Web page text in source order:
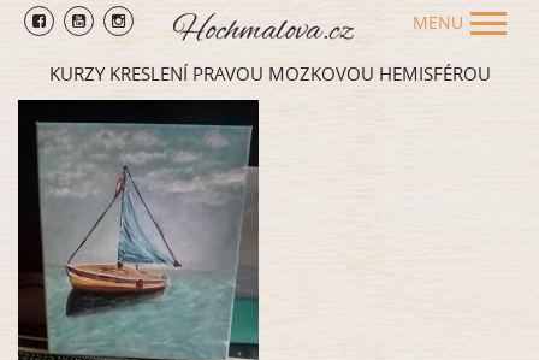
KURZY KRESLENÍ PRAVOU MOZKOVOU HEMISFÉROU
MENU